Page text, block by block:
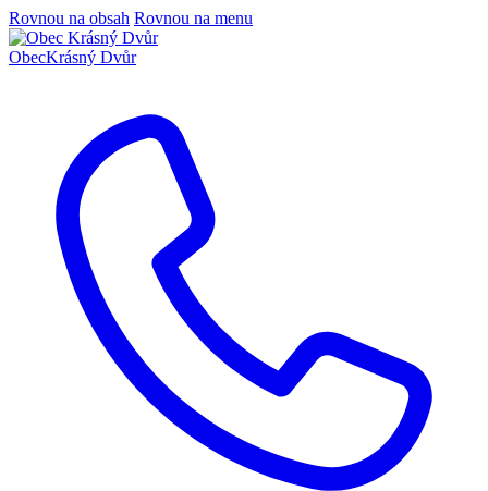
Rovnou na obsah Rovnou na menu
ObecKrásný Dvůr